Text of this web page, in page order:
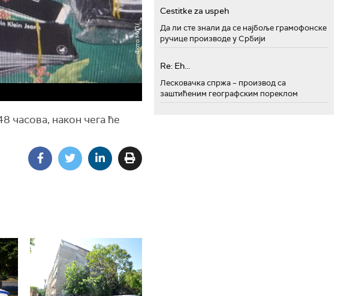
часова, након чега ће
Cestitke za uspeh
Да ли сте знали да се најбоље грамофонске
ручице производе у Србији
Re: Eh...
Лесковачка спржа – производ са
заштићеним географским пореклом